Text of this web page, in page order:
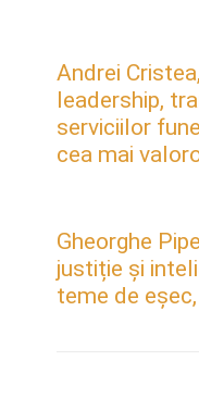
Andrei
leadership,
serviciilor
cea mai
Gheorghe
justiție și
teme de